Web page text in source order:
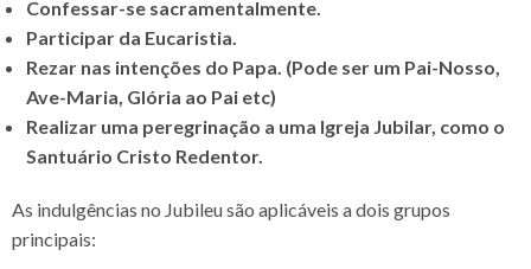
Confessar-se sacramentalmente.
Participar da Eucaristia.
Rezar nas intenções do Papa. (Pode ser um Pai-Nosso,
Ave-Maria, Glória ao Pai etc)
Realizar uma peregrinação a uma Igreja Jubilar, como o
Santuário Cristo Redentor.
As indulgências no Jubileu são aplicáveis a dois grupos
principais: